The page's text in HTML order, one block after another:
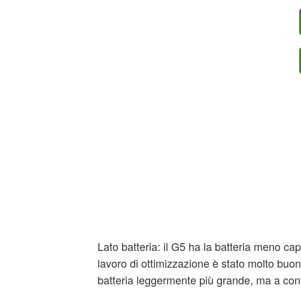
utente medio, semplificato e ottimizzato
Lato batteria: il G5 ha la batteria meno
lavoro di ottimizzazione è stato molto
batteria leggermente più grande, ma a